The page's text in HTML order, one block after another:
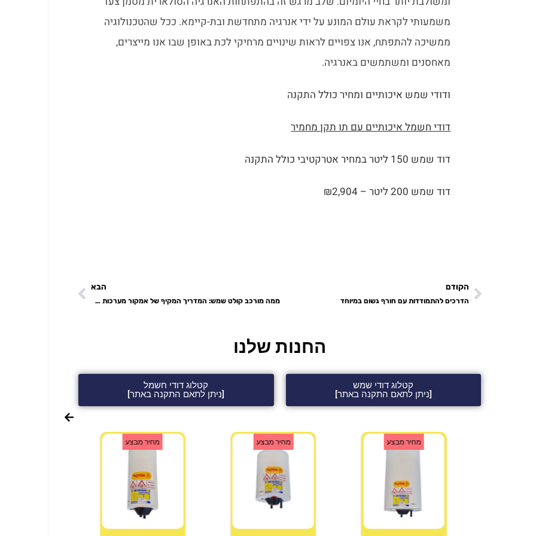
משמעותי לקראת עולם המונע על ידי אנרגיה מתחדשת ובת-קיימא. ככל שהטכנולוגיה
ממשיכה להתפתח, אנו צפויים לראות שינויים מרחיקי לכת באופן שבו אנו מייצרים,
מאחסנים ומשתמשים באנרגיה.
ודודי שמש איכותיים ומחיר כולל התקנה
דודי חשמל איכותיים עם תו תקן מחמיר
דוד שמש 150 ליטר במחיר אטרקטיבי כולל התקנה
דוד שמש 200 ליטר – ₪2,904
הקודם
הדרכים להתמודדות עם חורף גשום במיוחד
הבא
ממה מורכב קולט שמש: המדריך המקיף של אמקור מערכות סולריות
החנות שלנו
קטלוג דודי שמש
[ניתן לתאם התקנה באתר]
קטלוג דודי חשמל
[ניתן לתאם התקנה באתר]
מחיר מבצע מחיר מבצע מחיר מבצע